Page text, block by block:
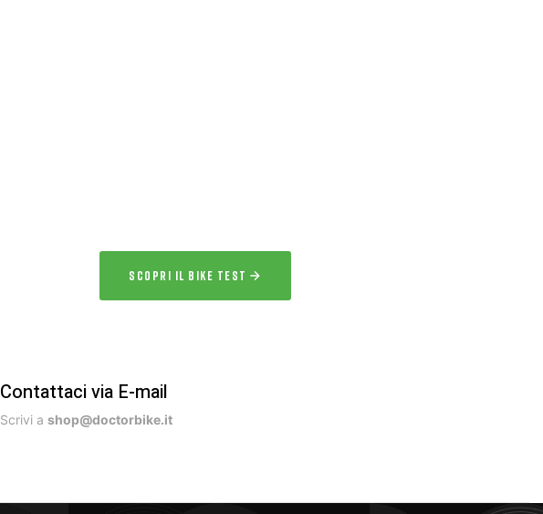
SCOPRI IL BIKE TEST
Contattaci via E-mail
Scrivi ashop@doctorbike.it